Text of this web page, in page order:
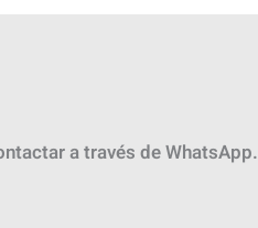
a través de WhatsApp.